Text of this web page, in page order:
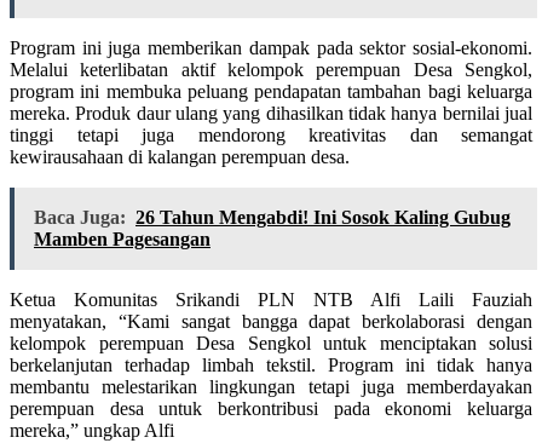
Program ini juga memberikan dampak pada sektor sosial-ekonomi.
Melalui keterlibatan aktif kelompok perempuan Desa Sengkol,
program ini membuka peluang pendapatan tambahan bagi keluarga
mereka. Produk daur ulang yang dihasilkan tidak hanya bernilai jual
tinggi tetapi juga mendorong kreativitas dan semangat
kewirausahaan di kalangan perempuan desa.
Baca Juga: 26 Tahun Mengabdi! Ini Sosok Kaling Gubug
Mamben Pagesangan
Ketua Komunitas Srikandi PLN NTB Alfi Laili Fauziah
menyatakan, “Kami sangat bangga dapat berkolaborasi dengan
kelompok perempuan Desa Sengkol untuk menciptakan solusi
berkelanjutan terhadap limbah tekstil. Program ini tidak hanya
membantu melestarikan lingkungan tetapi juga memberdayakan
perempuan desa untuk berkontribusi pada ekonomi keluarga
mereka,” ungkap Alfi